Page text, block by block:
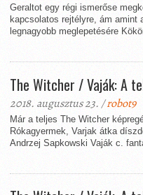
Geraltot egy régi ismerőse
kapcsolatos rejtélyre, ám amint
legnagyobb meglepetésére
The Witcher / Vaják: A
2018. augusztus 23. /robot9
Már a teljes The Witcher
Rókagyermek, Varjak átka
Andrzej Sapkowski Vaják c.